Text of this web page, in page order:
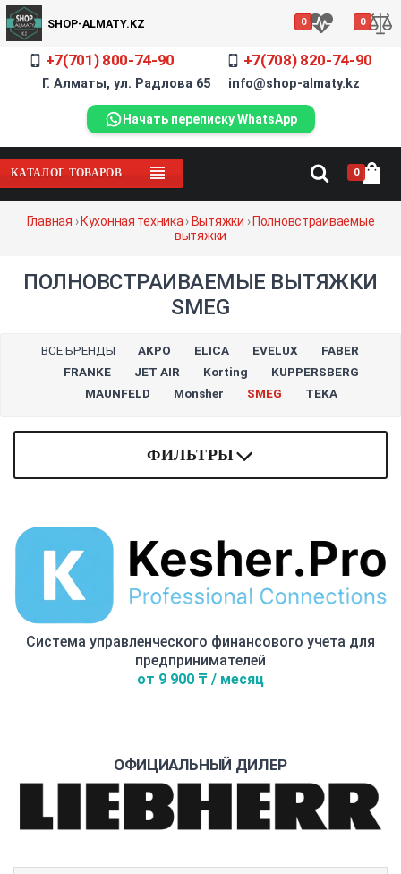
SHOP-ALMATY.KZ 0 0
+7(701) 800-74-90 +7(708) 820-74-90
Г. Алматы, ул. Радлова 65 info@shop-almaty.kz
Начать переписку WhatsApp
КАТАЛОГ ТОВАРОВ 0
Главная ›Кухонная техника ›Вытяжки ›Полновстраиваемые
вытяжки
ПОЛНОВСТРАИВАЕМЫЕ ВЫТЯЖКИ
SMEG
ВСЕ БРЕНДЫ AKPO ELICA EVELUX
FABER
FRANKE
JET AIR Korting
KUPPERSBERG
MAUNFELD
Monsher SMEG TEKA
ФИЛЬТРЫ
Система управленческого финансового учета для
предпринимателей
от 9 900 ₸ / месяц
ОФИЦИАЛЬНЫЙ ДИЛЕР